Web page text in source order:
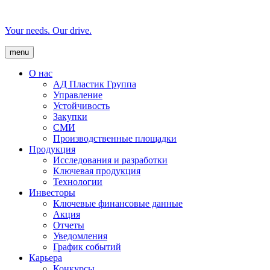
Your needs. Our drive.
menu
О нас
AД Пластик Группа
Управление
Устойчивость
Закупки
СМИ
Производственные площадки
Продукция
Исследования и разработки
Ключевая продукция
Технологии
Инвесторы
Ключевые финансовые данные
Акция
Отчеты
Уведомления
График событий
Карьера